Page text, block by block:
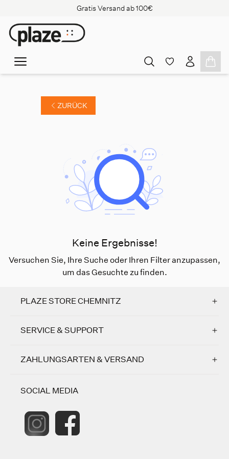
Gratis Versand ab 100€
ZURÜCK
Keine Ergebnisse!
Versuchen Sie, Ihre Suche oder Ihren Filter anzupassen,
um das Gesuchte zu finden.
PLAZE STORE CHEMNITZ
SERVICE & SUPPORT
ZAHLUNGSARTEN & VERSAND
SOCIAL MEDIA